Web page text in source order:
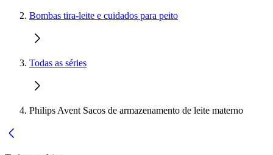
Bombas tira-leite e cuidados para peito
Todas as séries
Philips Avent Sacos de armazenamento de leite materno